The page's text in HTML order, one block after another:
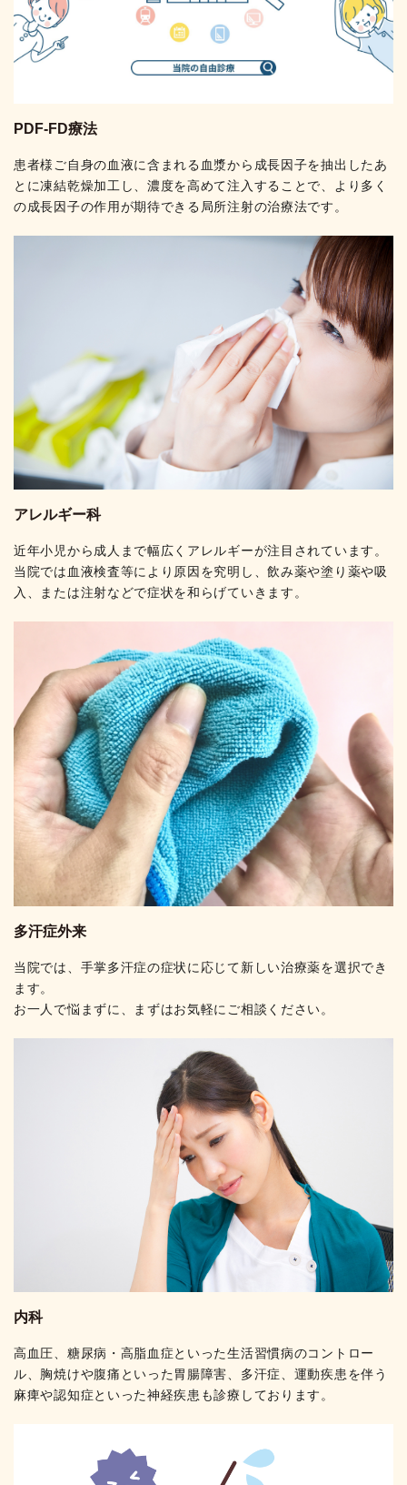
PDF-FD療法
患者様ご自身の血液に含まれる血漿から成長因子を抽出したあ
とに凍結乾燥加工し、濃度を高めて注入することで、より多く
の成長因子の作用が期待できる局所注射の治療法です。
アレルギー科
近年小児から成人まで幅広くアレルギーが注目されています。
当院では血液検査等により原因を究明し、飲み薬や塗り薬や吸
入、または注射などで症状を和らげていきます。
多汗症外来
当院では、手掌多汗症の症状に応じて新しい治療薬を選択でき
ます。
お一人で悩まずに、まずはお気軽にご相談ください。
内科
高血圧、糖尿病・高脂血症といった生活習慣病のコントロー
ル、胸焼けや腹痛といった胃腸障害、多汗症、運動疾患を伴う
麻痺や認知症といった神経疾患も診療しております。